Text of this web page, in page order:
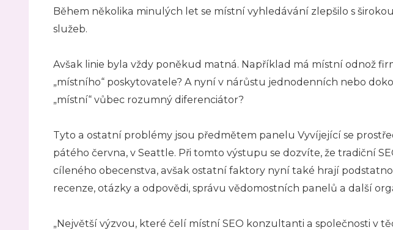
Během několika minulých let se místní vyhledávání zlepšilo s
služeb.
Avšak linie byla vždy poněkud matná. Například má místní odnož
„místního“ poskytovatele? A nyní v nárůstu jednodenních nebo
„místní“ vůbec rozumný diferenciátor?
Tyto a ostatní problémy jsou předmětem panelu Vyvíjející se
pátého června, v Seattle. Při tomto výstupu se dozvíte, že tradiční
cíleného obecenstva, avšak ostatní faktory nyní také hrají
recenze, otázky a odpovědi, správu vědomostních panelů a další
„Největší výzvou, které čelí místní SEO konzultanti a společnosti v